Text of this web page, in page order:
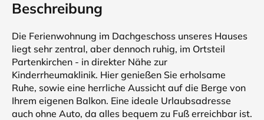
Beschreibung
Die Ferienwohnung im Dachgeschoss unseres Hauses
liegt sehr zentral, aber dennoch ruhig, im Ortsteil
Partenkirchen - in direkter Nähe zur
Kinderrheumaklinik. Hier genießen Sie erholsame
Ruhe, sowie eine herrliche Aussicht auf die Berge von
Ihrem eigenen Balkon. Eine ideale Urlaubsadresse
auch ohne Auto, da alles bequem zu Fuß erreichbar ist.